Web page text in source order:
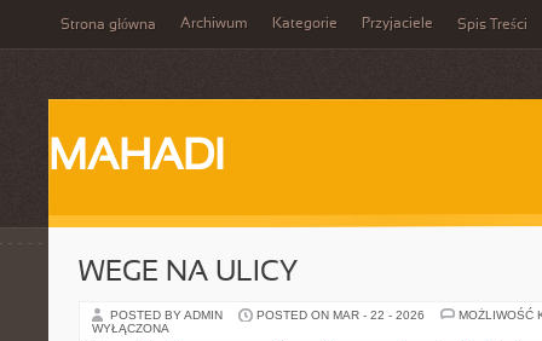
Strona główna Archiwum Kategorie Przyjaciele Spis Treści
MAHADI
WEGE NA ULICY
POSTED BY ADMIN POSTED ON MAR - 22 - 2026
MOŻLIWOŚĆ
WYŁĄCZONA